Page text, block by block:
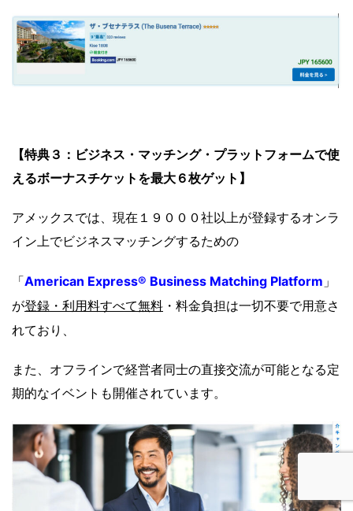
【特典３：ビジネス・マッチング・プラットフォームで使
えるボーナスチケットを最大６枚ゲット】
アメックスでは、現在１９０００社以上が登録するオンラ
イン上でビジネスマッチングするための
「American Express® Business Matching Platform 」
が登録・利用料すべて無料 ・ 料金負担は一切不要で用意さ
れており、
また、オフラインで経営者同士の直接交流が可能となる定
期的なイベントも開催されています。